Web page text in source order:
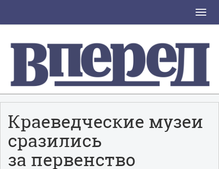
Toggle
Краеведческие музеи
сразились
за первенство